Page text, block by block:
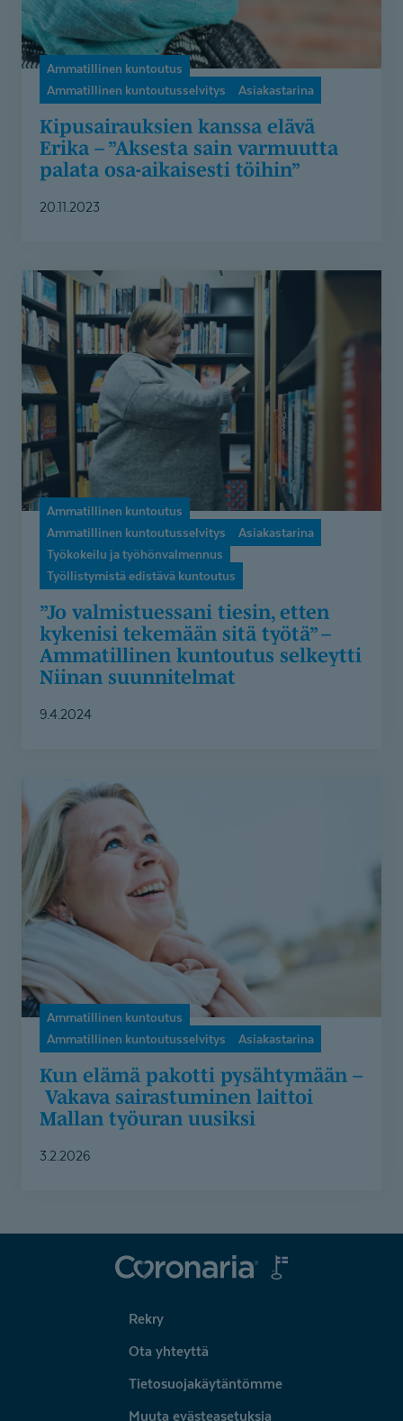
palata
osa-
aikaisesti
töihin”Ammatillinen kuntoutus
Ammatillinen kuntoutusselvitys
Asiakastarina
Kipusairauksien kanssa elävä
Erika – ”Aksesta sain varmuutta
palata osa-aikaisesti töihin”
20.11.2023
”Jo
valmistuessani
tiesin,
etten
kykenisi
tekemään
sitä
työtä”
–
Ammatillinen
kuntoutus
selkeytti
Niinan
suunnitelmat
Ammatillinen kuntoutus
Ammatillinen kuntoutusselvitys
Asiakastarina
Työkokeilu ja työhönvalmennus
Työllistymistä edistävä kuntoutus
”Jo valmistuessani tiesin, etten
kykenisi tekemään sitä työtä” –
Ammatillinen kuntoutus selkeytti
Niinan suunnitelmat
9.4.2024
elämä
pakotti
pysähtymään
–
Vakava
sairastuminen
Mallan
työuran
uusiksi
Ammatillinen kuntoutus
Ammatillinen kuntoutusselvitys
Asiakastarina
Kun elämä pakotti pysähtymään –
Vakava sairastuminen laittoi
Mallan työuran uusiksi
3.2.2026
Coronaria
Rekry
Ota yhteyttä
Tietosuojakäytäntömme
Muuta evästeasetuksia